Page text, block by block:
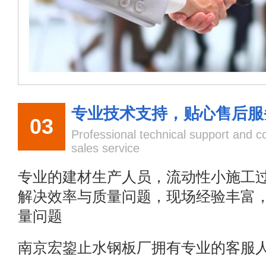
03
专业技术支持，贴心售后
Professional technical support and
sales service
专业的建材生产人员，流动性小施工
解决效率与质量问题，现场经验丰富
量问题
南京宏鋆止水钢板厂拥有专业的客服